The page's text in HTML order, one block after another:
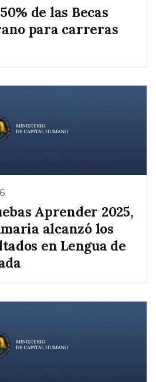
de las Becas
para carreras
Aprender 2025,
alcanzó los
en Lengua de